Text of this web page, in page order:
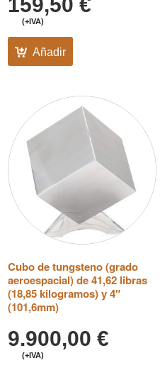
(+IVA)
Añadir
Cubo de tungsteno (grado
aeroespacial) de 41,62 libras
(18,85 kilogramos) y 4″
(101,6mm)
9.900,00 €
(+IVA)